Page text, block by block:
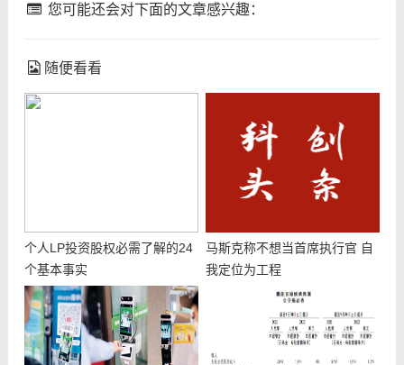
您可能还会对下面的文章感兴趣：
随便看看
个人LP投资股权必需了解的24
个基本事实
马斯克称不想当首席执行官 自
我定位为工程